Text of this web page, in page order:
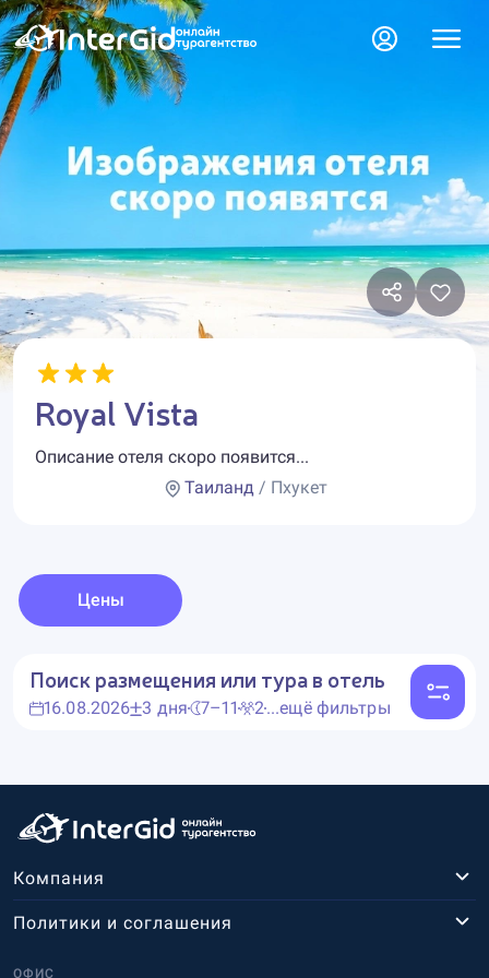
Royal Vista
Описание отеля скоро появится...
Таиланд / Пхукет
Цены
Поиск размещения или тура в отель
16.08.2026 3 дня 7–11 2...ещё фильтры
Компания
ОФИС
Политики и соглашения